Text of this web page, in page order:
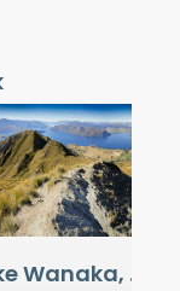
Lake Wanaka, Nieuw-Zeeland